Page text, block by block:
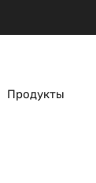
Продукты